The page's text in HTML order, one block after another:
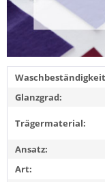
Glanzgrad:
Trägermaterial:
Ansatz:
Art: